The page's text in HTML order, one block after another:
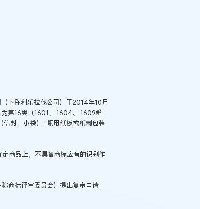
下称利乐拉伐公司）于2014年10月
第16类（1601、 1604、 1609群
信封、小袋） ; 瓶用纸板或纸制包装
商品上，不具备商标应有的识别作
商标评审委员会）提出复审申请，